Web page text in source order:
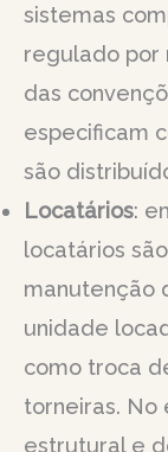
sistemas
regulado por
das
especificam
são
Locatários:
locatários
manutenção
unidade
como troca
torneiras. No
estrutural e